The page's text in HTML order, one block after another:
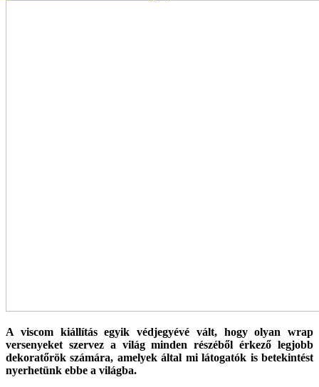
A viscom kiállítás egyik védjegyévé vált, hogy olyan wrap
versenyeket szervez a világ minden részéből érkező legjobb
dekoratőrök számára, amelyek által mi látogatók is betekintést
nyerhetünk ebbe a világba.